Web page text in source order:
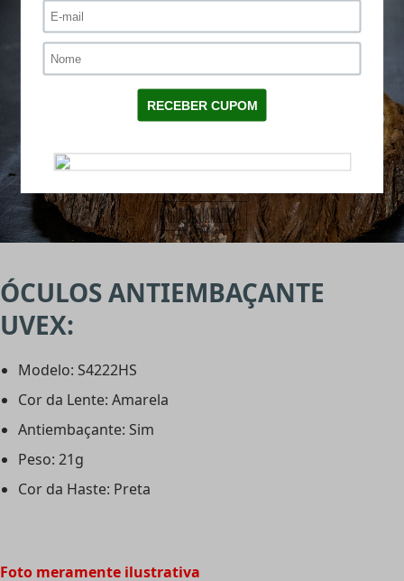
ÓCULOS ANTIEMBAÇANTE
UVEX:
Modelo: S4222HS
Cor da Lente: Amarela
Antiembaçante: Sim
Peso: 21g
Cor da Haste: Preta
Foto meramente ilustrativa